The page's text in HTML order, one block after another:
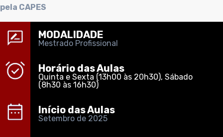
pela CAPES
MODALIDADE
Mestrado Profissional
Horário das Aulas
Quinta e Sexta (13h00 às 20h30), Sábado
(8h30 às 16h30)
Início das Aulas
Setembro de 2025